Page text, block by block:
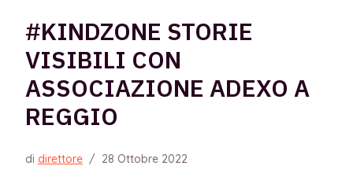
#KINDZONE STORIE
VISIBILI CON
ASSOCIAZIONE ADEXO A
REGGIO
di direttore / 28 Ottobre 2022